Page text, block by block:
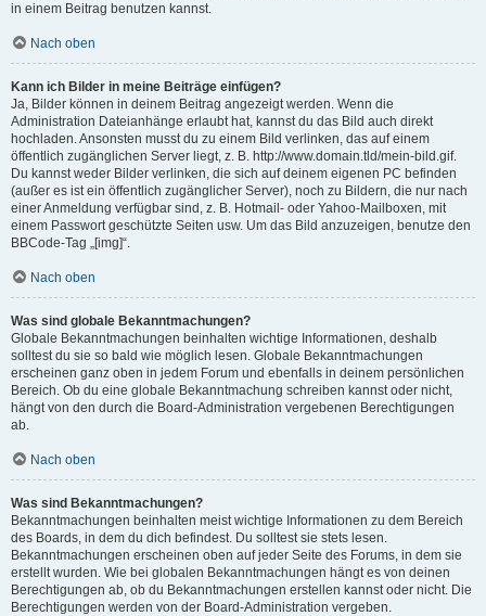
in einem Beitrag benutzen kannst.
Nach oben
Kann ich Bilder in meine Beiträge einfügen?
Ja, Bilder können in deinem Beitrag angezeigt werden. Wenn die
Administration Dateianhänge erlaubt hat, kannst du das Bild auch direkt
hochladen. Ansonsten musst du zu einem Bild verlinken, das auf einem
öffentlich zugänglichen Server liegt, z. B. http://www.domain.tld/mein-bild.gif.
Du kannst weder Bilder verlinken, die sich auf deinem eigenen PC befinden
(außer es ist ein öffentlich zugänglicher Server), noch zu Bildern, die nur nach
einer Anmeldung verfügbar sind, z. B. Hotmail- oder Yahoo-Mailboxen, mit
einem Passwort geschützte Seiten usw. Um das Bild anzuzeigen, benutze den
BBCode-Tag „[img]“.
Nach oben
Was sind globale Bekanntmachungen?
Globale Bekanntmachungen beinhalten wichtige Informationen, deshalb
solltest du sie so bald wie möglich lesen. Globale Bekanntmachungen
erscheinen ganz oben in jedem Forum und ebenfalls in deinem persönlichen
Bereich. Ob du eine globale Bekanntmachung schreiben kannst oder nicht,
hängt von den durch die Board-Administration vergebenen Berechtigungen
ab.
Nach oben
Was sind Bekanntmachungen?
Bekanntmachungen beinhalten meist wichtige Informationen zu dem Bereich
des Boards, in dem du dich befindest. Du solltest sie stets lesen.
Bekanntmachungen erscheinen oben auf jeder Seite des Forums, in dem sie
erstellt wurden. Wie bei globalen Bekanntmachungen hängt es von deinen
Berechtigungen ab, ob du Bekanntmachungen erstellen kannst oder nicht. Die
Berechtigungen werden von der Board-Administration vergeben.